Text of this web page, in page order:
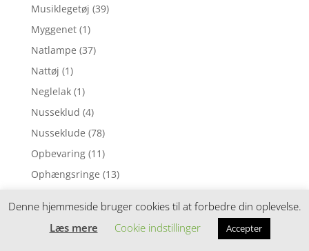
Musiklegetøj (39)
Myggenet (1)
Natlampe (37)
Nattøj (1)
Neglelak (1)
Nusseklud (4)
Nusseklude (78)
Opbevaring (11)
Ophængsringe (13)
Pedalcykler
Perleplader (49)
Denne hjemmeside bruger cookies til at forbedre din oplevelse.
Læs mere
Cookie indstillinger Accepter